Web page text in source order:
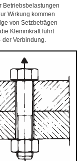
Betriebsbelastungen
Wirkung kommen
von Setzbeträgen
Klemmkraft führt
der Verbindung.